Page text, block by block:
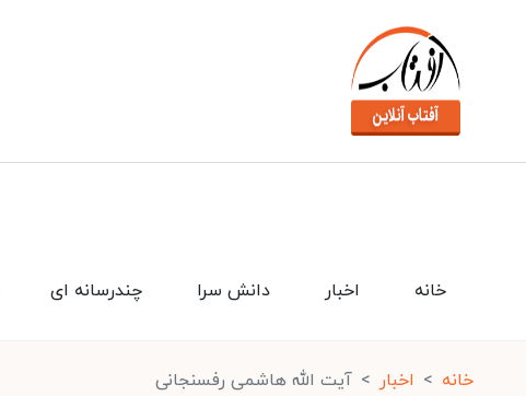
چندرسانه ای دانش سرا اخبار خانه
خانه اخبار آیت الله هاشمی رفسنجانی